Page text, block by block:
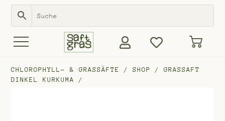
CHLOROPHYLL- & GRASSÄFTE /SHOP /GRASSAFT
DINKEL KURKUMA /